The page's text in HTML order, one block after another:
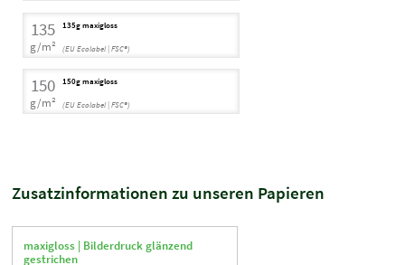
135
g/m²
135g maxigloss
(EU Ecolabel | FSC®)
150
g/m²
150g maxigloss
(EU Ecolabel | FSC®)
Zusatzinformationen zu unseren Papieren
maxigloss | Bilderdruck glänzend
gestrichen